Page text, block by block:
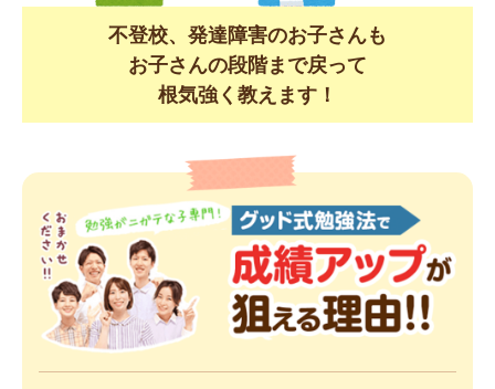
不登校、発達障害のお子さんも
お子さんの段階まで戻って
根気強く教えます！